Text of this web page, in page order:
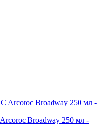
Broadway 250 мл -